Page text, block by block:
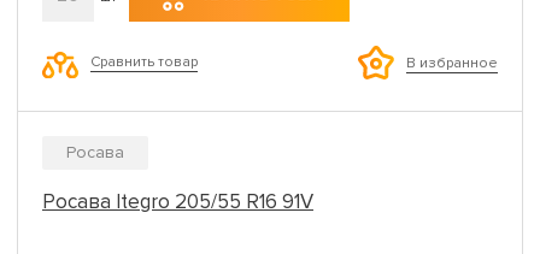
Сравнить товар В избранное
Росава
Росава Itegro 205/55 R16 91V